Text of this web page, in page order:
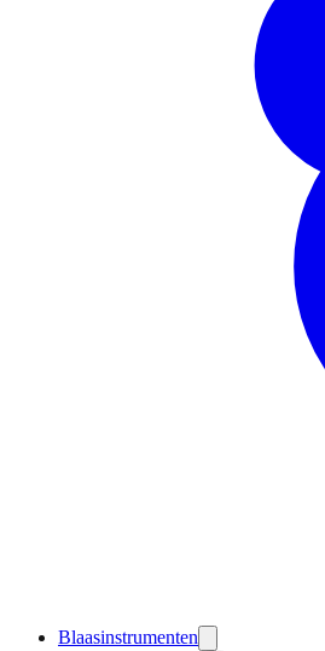
Blaasinstrumenten